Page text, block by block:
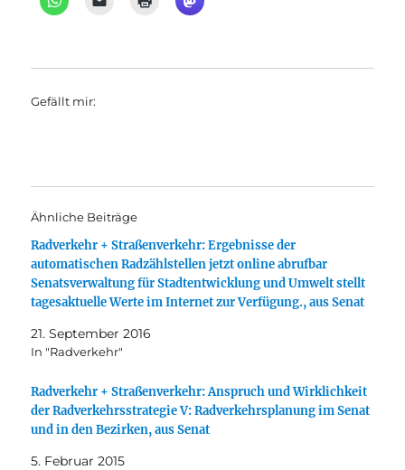
Gefällt mir:
Ähnliche Beiträge
Radverkehr + Straßenverkehr: Ergebnisse der
automatischen Radzählstellen jetzt online abrufbar
Senatsverwaltung für Stadtentwicklung und Umwelt stellt
tagesaktuelle Werte im Internet zur Verfügung., aus Senat
21. September 2016
In "Radverkehr"
Radverkehr + Straßenverkehr: Anspruch und Wirklichkeit
der Radverkehrsstrategie V: Radverkehrsplanung im Senat
und in den Bezirken, aus Senat
5. Februar 2015